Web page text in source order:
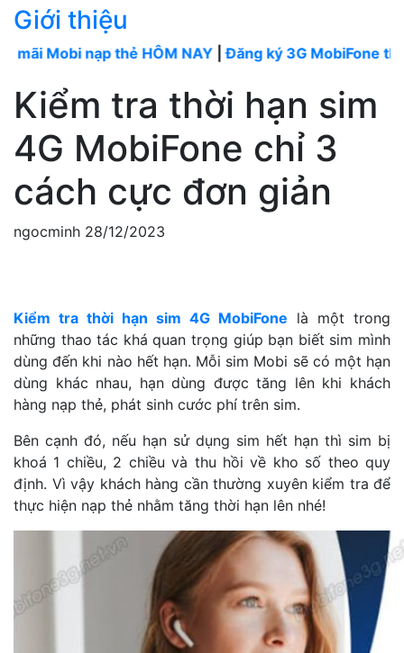
Giới thiệu
nạp thẻ HÔM NAY|Đăng ký 3G MobiFone tháng----
Kiểm tra thời hạn sim
4G MobiFone chỉ 3
cách cực đơn giản
ngocminh 28/12/2023
Kiểm tra thời hạn sim 4G MobiFone là một trong
những thao tác khá quan trọng giúp bạn biết sim mình
dùng đến khi nào hết hạn. Mỗi sim Mobi sẽ có một hạn
dùng khác nhau, hạn dùng được tăng lên khi khách
hàng nạp thẻ, phát sinh cước phí trên sim.
Bên cạnh đó, nếu hạn sử dụng sim hết hạn thì sim bị
khoá 1 chiều, 2 chiều và thu hồi về kho số theo quy
định. Vì vậy khách hàng cần thường xuyên kiểm tra để
thực hiện nạp thẻ nhằm tăng thời hạn lên nhé!